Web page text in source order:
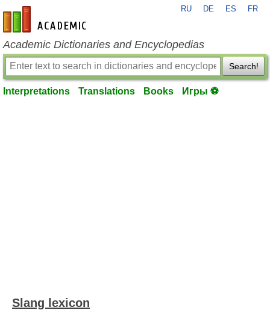
en-academic.com
RU DE ES FR
Academic Dictionaries and Encyclopedias
Search!
Interpretations Translations Books Игры ⚽
Slang lexicon